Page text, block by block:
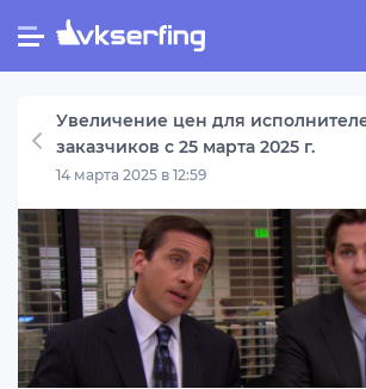
Увеличение цен для
заказчиков с 25 марта 2025 г.
14 марта 2025 в 12:59